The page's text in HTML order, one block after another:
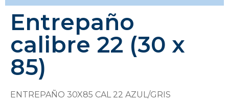
Entrepaño
calibre 22 (30 x
85)
ENTREPAÑO 30X85 CAL 22 AZUL/GRIS